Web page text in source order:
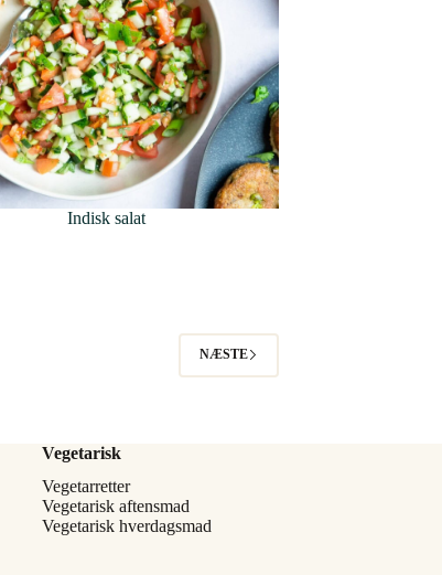
Indisk salat
NÆSTE
Vegetarisk
Vegetarretter
Vegetarisk aftensmad
Vegetarisk hverdagsmad